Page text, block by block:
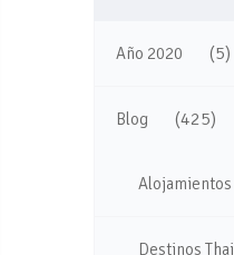
Año 2020 (5)
Blog (425)
Alojamientos
Destinos Thai